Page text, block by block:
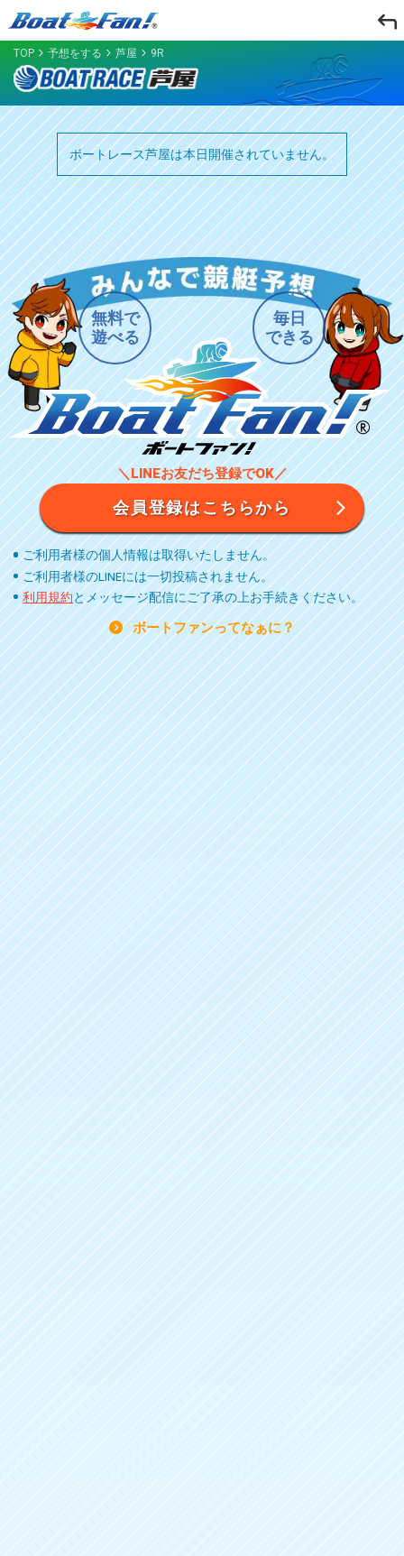
TOP 予想をする 芦屋 9R
ボートレース芦屋は本日開催されていません。
無料で
遊べる
毎日
できる
＼LINEお友だち登録でOK／
会員登録はこちらから
ご利用者様の個人情報は取得いたしません。
ご利用者様のLINEには一切投稿されません。
利用規約とメッセージ配信にご了承の上お手続きください。
ボートファンってなぁに？